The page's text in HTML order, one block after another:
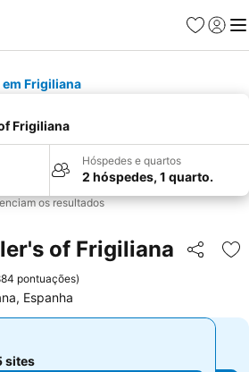
Favoritos
Iniciar
Frigiliana
Frigiliana
Hóspedes e quartos
2 hóspedes, 1 quarto.
os resultados
of Frigiliana Partilhar
pontuações)
Espanha
sites
sites